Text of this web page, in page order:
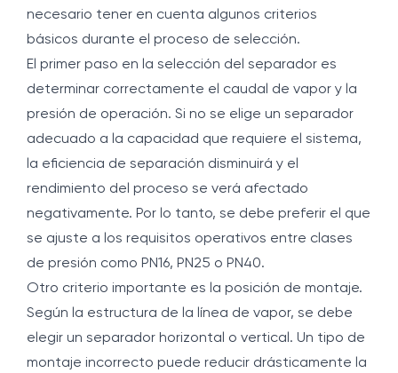
necesario tener en cuenta algunos criterios
básicos durante el proceso de selección.
El primer paso en la selección del separador es
determinar correctamente el caudal de vapor y la
presión de operación. Si no se elige un separador
adecuado a la capacidad que requiere el sistema,
la eficiencia de separación disminuirá y el
rendimiento del proceso se verá afectado
negativamente. Por lo tanto, se debe preferir el que
se ajuste a los requisitos operativos entre clases
de presión como PN16, PN25 o PN40.
Otro criterio importante es la posición de montaje.
Según la estructura de la línea de vapor, se debe
elegir un separador horizontal o vertical. Un tipo de
montaje incorrecto puede reducir drásticamente la